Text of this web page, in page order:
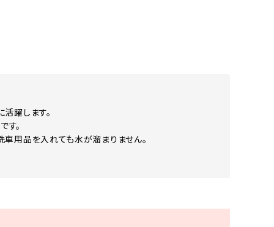
躍します。
す。
用品を入れても水が溜まりません。